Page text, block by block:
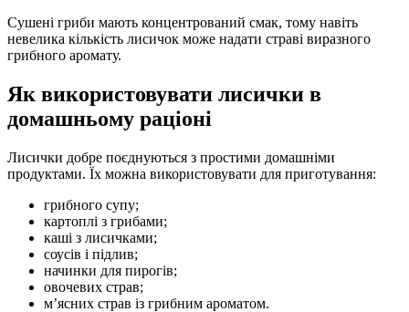
Сушені гриби мають концентрований смак, тому навіть
невелика кількість лисичок може надати страві виразного
грибного аромату.
Як використовувати лисички в
домашньому раціоні
Лисички добре поєднуються з простими домашніми
продуктами. Їх можна використовувати для приготування:
грибного супу;
картоплі з грибами;
каші з лисичками;
соусів і підлив;
начинки для пирогів;
овочевих страв;
м’ясних страв із грибним ароматом.